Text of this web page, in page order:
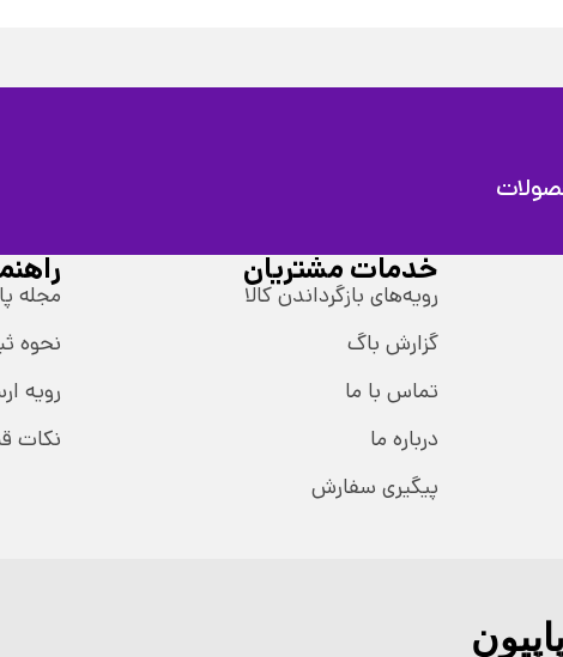
خدمات مشتریان
رویه‌های بازگرداندن کالا
گزارش باگ
تماس با ما
درباره ما
پیگیری سفارش
مجله
نحوه
رویه
نکات